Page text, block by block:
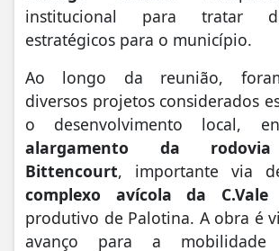
institucional para tratar
estratégicos para o município.
Ao longo da reunião,
diversos projetos considerados
o desenvolvimento local,
alargamento da rodovia
Bittencourt, importante via
complexo avícola da C.Vale
produtivo de Palotina. A obra é
avanço para a